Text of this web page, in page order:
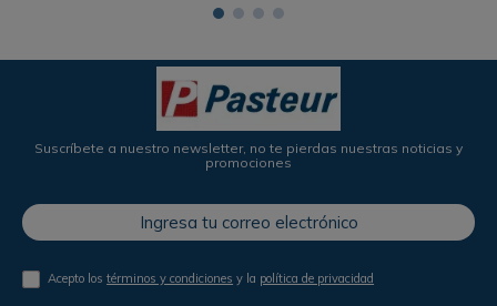
Suscríbete a nuestro newsletter, no te pierdas nuestras noticias y
promociones
Acepto lostérminos y condiciones y la política de privacidad